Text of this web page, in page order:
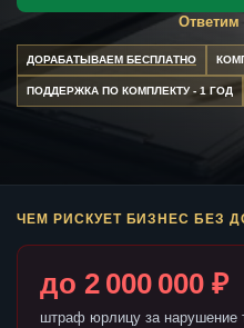
Ответим
ДОРАБАТЫВАЕМ БЕСПЛАТНО
ПОДДЕРЖКА ПО КОМПЛЕКТУ - 1 ГОД
ЧЕМ РИСКУЕТ БИЗНЕС БЕЗ
до 2 000 000 ₽
штраф юрлицу за нарушение